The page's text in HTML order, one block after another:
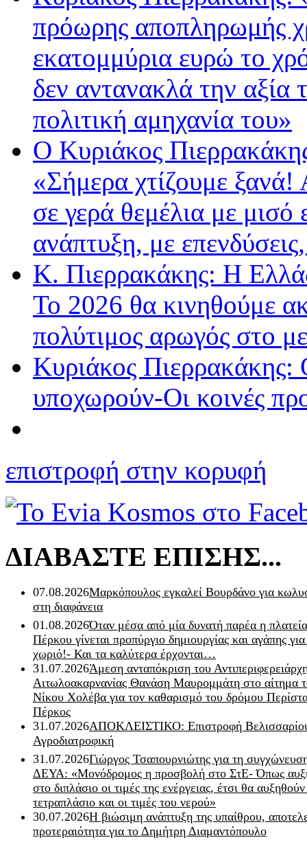
πρόωρης αποπληρωμής
εκατομμύρια ευρώ το
δεν αντανακλά την αξία
πολιτική αμηχανία του»
Ο Κυριάκος
«Σήμερα χτίζουμε
σε γερά θεμέλια με μισό
ανάπτυξη, με
Κ. Πιερρακάκης: Η
Το 2026 θα κινηθούμε
πολύτιμος αρωγός στο
Κυριάκος Πιερρακάκης:
υποχωρούν-Οι κοινές
επιστροφή στην κορυφή
ΔΙΑΒΑΣΤΕ ΕΠΙΣΗΣ...
07.08.2026Μαρκόπουλος εγκαλεί Βουρδάνο για
στη διαφάνεια
01.08.2026Όταν μέσα από μία δυνατή παρέα η
Πέρκου γίνεται προπύργιο δημιουργίας και αγάπης
χωριό!- Και τα καλύτερα έρχονται…
31.07.2026Άμεση ανταπόκριση του
Αιτωλοακαρνανίας Θανάση Μαυρομμάτη στο αίτημα
Νίκου Χολέβα για τον καθαρισμό του δρόμου
Πέρκος
31.07.2026ΑΠΟΚΛΕΙΣΤΙΚΟ: Επιστροφή
Αγροδιατροφική
31.07.2026Γιώργος Τσαπουρνιώτης για τη
ΔΕΥΑ: «Μονόδρομος η προσβολή στο ΣτΕ- Όπως
στο διπλάσιο οι τιμές της ενέργειας, έτσι θα
τετραπλάσιο και οι τιμές του νερού»
30.07.2026Η βιώσιμη ανάπτυξη της υπαίθρου,
προτεραιότητα για το Δημήτρη Διαμαντόπουλο